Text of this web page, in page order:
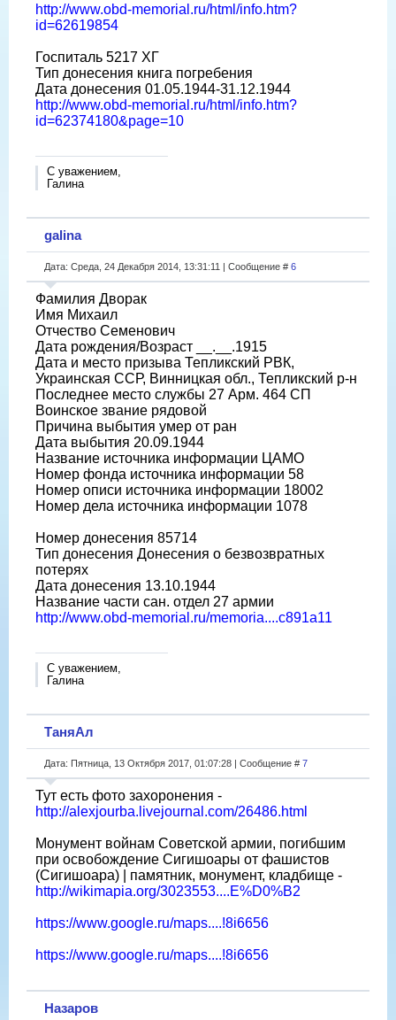
http://www.obd-memorial.ru/html/info.htm?
id=62619854
Госпиталь 5217 ХГ
Тип донесения книга погребения
Дата донесения 01.05.1944-31.12.1944
http://www.obd-memorial.ru/html/info.htm?
id=62374180&page=10
С уважением,
Галина
galina
Дата: Среда, 24 Декабря 2014, 13:31:11 | Сообщение # 6
Фамилия Дворак
Имя Михаил
Отчество Семенович
Дата рождения/Возраст __.__.1915
Дата и место призыва Тепликский РВК,
Украинская ССР, Винницкая обл., Тепликский р-н
Последнее место службы 27 Арм. 464 СП
Воинское звание рядовой
Причина выбытия умер от ран
Дата выбытия 20.09.1944
Название источника информации ЦАМО
Номер фонда источника информации 58
Номер описи источника информации 18002
Номер дела источника информации 1078
Номер донесения 85714
Тип донесения Донесения о безвозвратных
потерях
Дата донесения 13.10.1944
Название части сан. отдел 27 армии
http://www.obd-memorial.ru/memoria....c891a11
С уважением,
Галина
ТаняАл
Дата: Пятница, 13 Октября 2017, 01:07:28 | Сообщение # 7
Тут есть фото захоронения -
http://alexjourba.livejournal.com/26486.html
Монумент войнам Советской армии, погибшим
при освобождение Сигишоары от фашистов
(Сигишоара) | памятник, монумент, кладбище -
http://wikimapia.org/3023553....E%D0%B2
https://www.google.ru/maps....!8i6656
https://www.google.ru/maps....!8i6656
Назаров